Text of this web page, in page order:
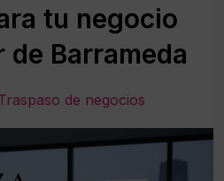
tu negocio
de Barrameda
de negocios